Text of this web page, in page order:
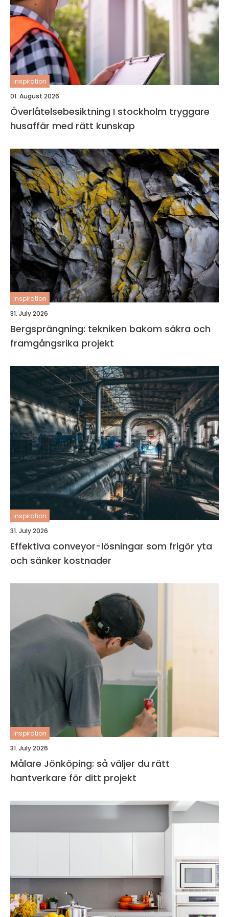
inspiration
01. August 2026
Överlåtelsebesiktning I stockholm tryggare
husaffär med rätt kunskap
inspiration
31. July 2026
Bergsprängning: tekniken bakom säkra och
framgångsrika projekt
inspiration
31. July 2026
Effektiva conveyor-lösningar som frigör yta
och sänker kostnader
inspiration
31. July 2026
Målare Jönköping: så väljer du rätt
hantverkare för ditt projekt